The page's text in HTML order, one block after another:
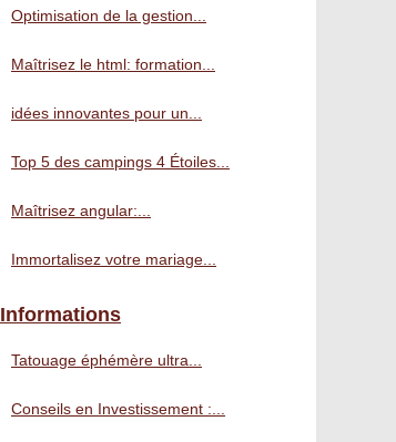
Optimisation de la gestion...
Maîtrisez le html: formation...
idées innovantes pour un...
Top 5 des campings 4 Étoiles...
Maîtrisez angular:...
Immortalisez votre mariage...
Informations
Tatouage éphémère ultra...
Conseils en Investissement :...